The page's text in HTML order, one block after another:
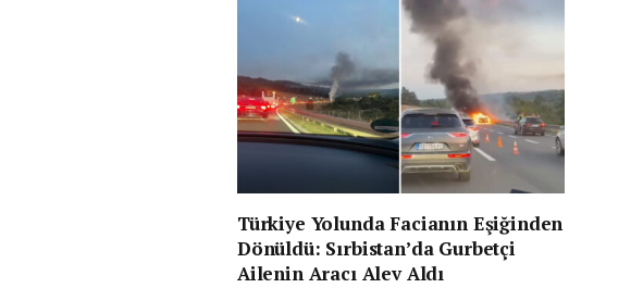
Türkiye Yolunda Facianın Eşiğinden
Dönüldü: Sırbistan’da Gurbetçi
Ailenin Aracı Alev Aldı